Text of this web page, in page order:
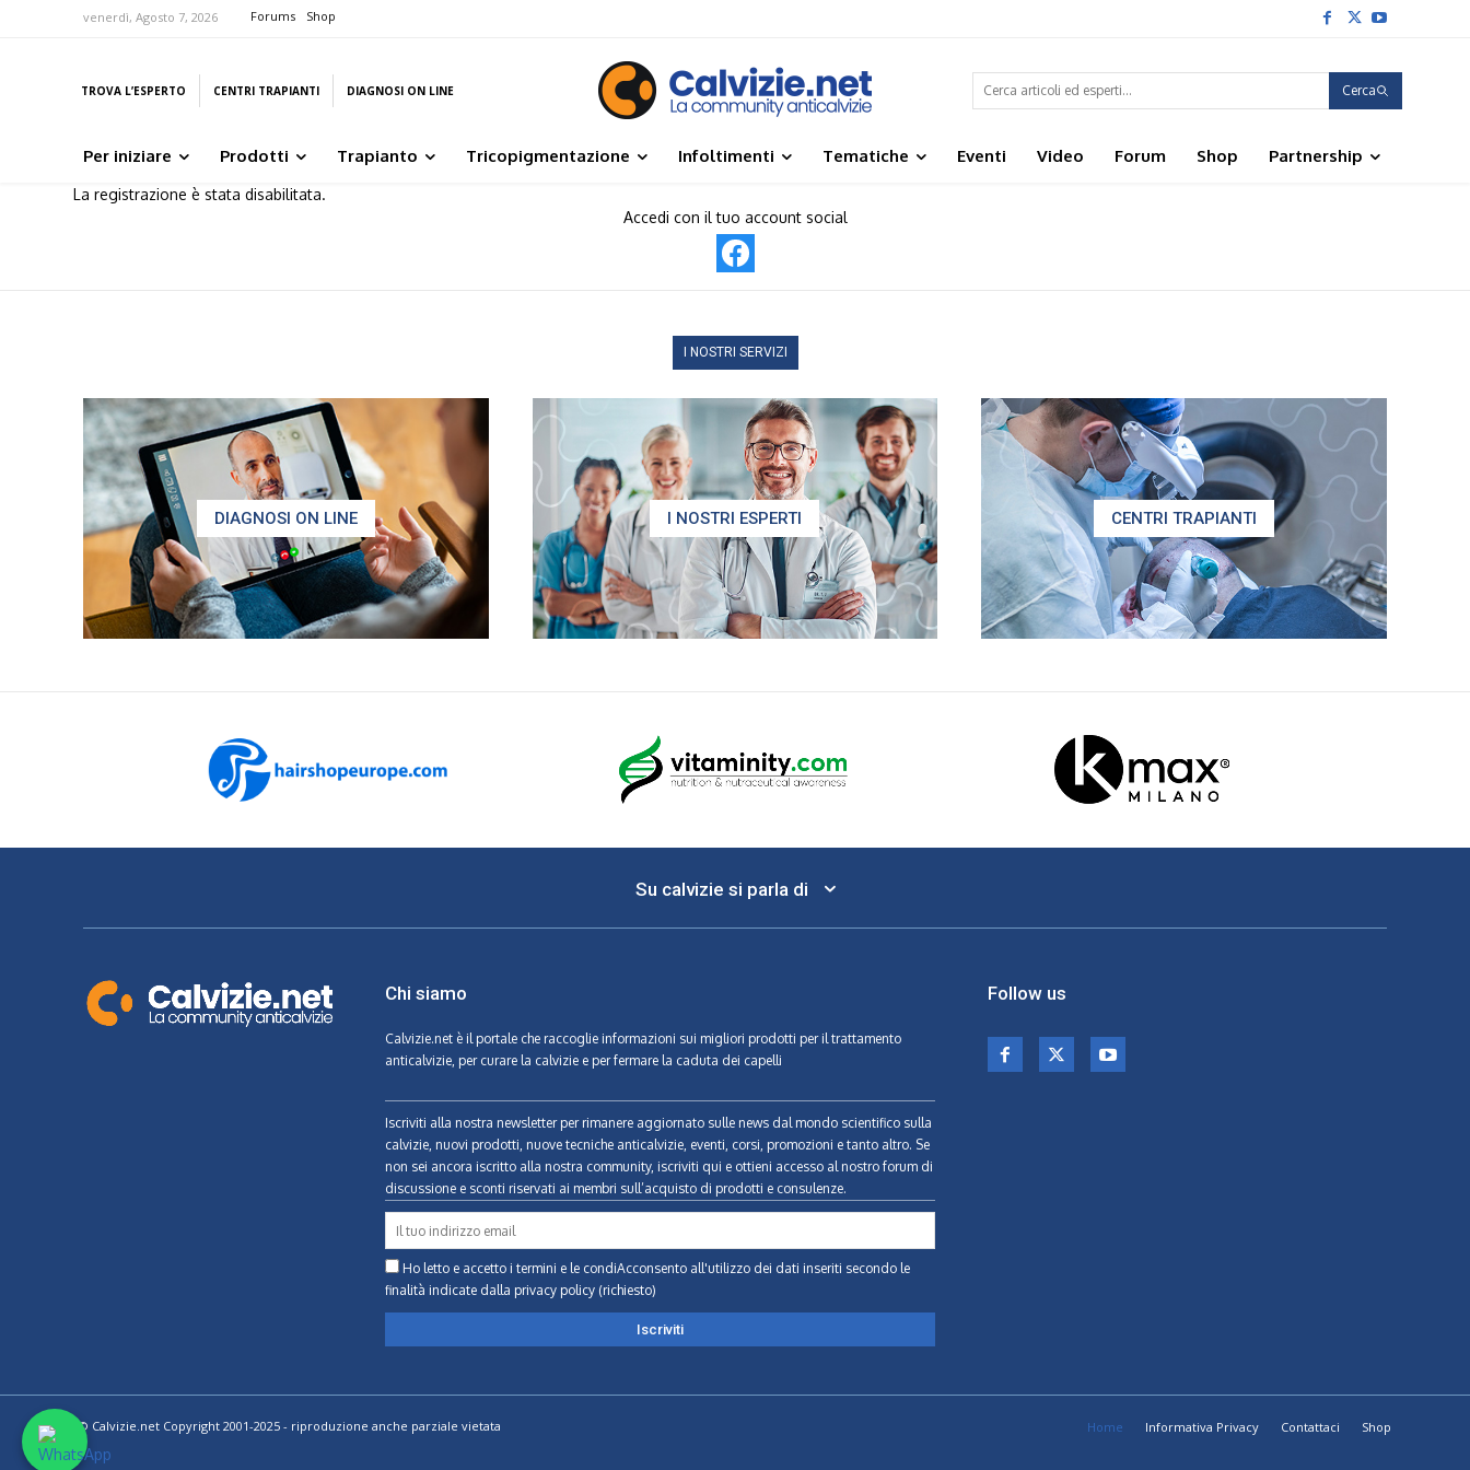
venerdì, Agosto 7, 2026 Forums Shop
TROVA L’ESPERTO CENTRI TRAPIANTI DIAGNOSI ON LINE Cerca
Per iniziare Prodotti Trapianto Tricopigmentazione Infoltimenti Tematiche Eventi Video Forum Shop Partnership
La registrazione è stata disabilitata.
Accedi con il tuo account social
I NOSTRI SERVIZI
DIAGNOSI ON LINE I NOSTRI ESPERTI CENTRI TRAPIANTI
Su calvizie si parla di
Chi siamo
Calvizie.netè il portale che raccoglie informazioni sui migliori prodotti per il trattamento
anticalvizie, per curare la calvizie e per fermare la caduta dei capelli
Iscriviti alla nostra newsletter per rimanere aggiornato sulle news dal mondo scientifico sulla
calvizie, nuovi prodotti, nuove tecniche anticalvizie, eventi, corsi, promozioni e tanto altro. Se
non sei ancora iscritto alla nostra community, iscriviti qui e ottieni accesso al nostro forum di
discussione e sconti riservati ai membri sull’acquisto di prodotti e consulenze.
Ho letto e accetto i termini e le condiAcconsento all'utilizzo dei dati inseriti secondo le
finalità indicate dalla privacy policy (richiesto)
Follow us
© Calvizie.net Copyright 2001-2025 - riproduzione anche parziale vietata Home Informativa Privacy Contattaci Shop